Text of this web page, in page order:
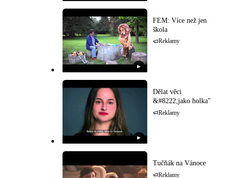
▶
FEM: Více než jen
škola
Reklamy
▶
Dělat věci
&#8222;jako holka"
Reklamy
Tučňák na Vánoce
Reklamy